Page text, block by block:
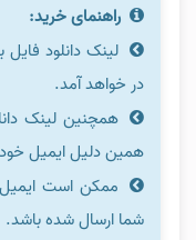
راهنمای خرید:
لینک دانلود
در خواهد آمد.
همچنین لینک
همین دلیل ایمیل خود
شما ارسال شده باشد.